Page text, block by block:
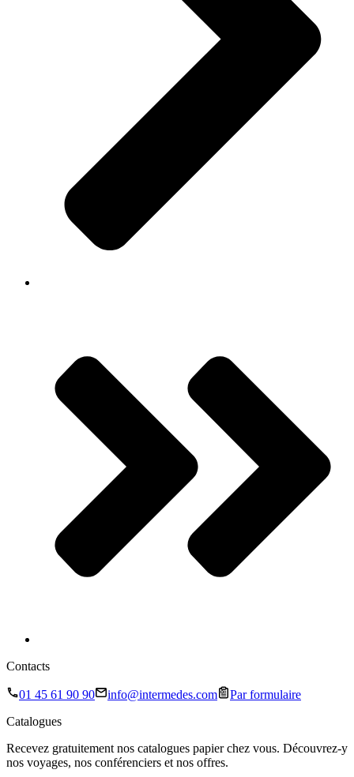
Contacts
01 45 61 90 90 info@intermedes.com
Par formulaire
Catalogues
Recevez gratuitement nos catalogues papier chez vous. Découvrez-y
nos voyages, nos conférenciers et nos offres.